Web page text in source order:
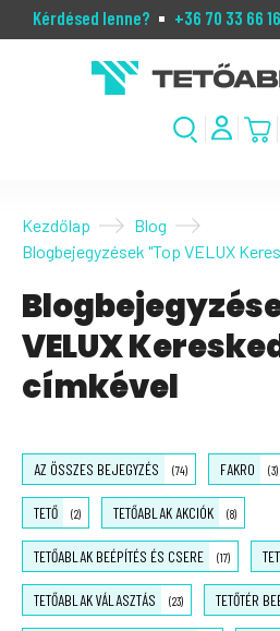
Kérdésed lenne? +36 70 33 66
Kezdőlap
Blog
Blogbejegyzések "Top VELUX
VELUX
címkével
AZ ÖSSZES BEJEGYZÉS (74) FAKRO (3)
TETŐ (2) TETŐABLAK AKCIÓK (8)
TETŐABLAK BEÉPÍTÉS ÉS CSERE (17)
TETŐABLAK VÁLASZTÁS (23) TETŐTÉR